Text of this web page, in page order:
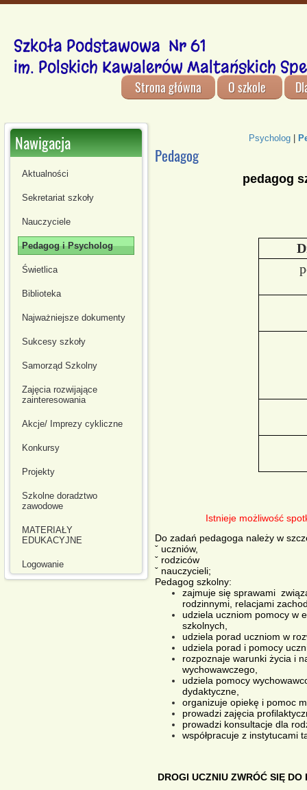
Szkoła Podstawowa Nr 61
im. Polskich Kawalerów Maltańskich
Strona główna O szkole
Nawigacja
Aktualności
Sekretariat szkoły
Nauczyciele
Pedagog i Psycholog
Świetlica
Biblioteka
Najważniejsze dokumenty
Sukcesy szkoły
Samorząd Szkolny
Zajęcia rozwijające
zainteresowania
Akcje/ Imprezy cykliczne
Konkursy
Projekty
Szkolne doradztwo
zawodowe
MATERIAŁY
EDUKACYJNE
Logowanie
Psycholog|
Pedagog
pedagog
Istnieje możliwość
Do zadań pedagoga należy w
ˇ uczniów,
ˇ rodziców
ˇ nauczycieli;
Pedagog szkolny:
zajmuje się sprawami
rodzinnymi, relacjami
udziela uczniom pomocy w
szkolnych,
udziela porad uczniom w
udziela porad i pomocy
rozpoznaje warunki życia i
wychowawczego,
udziela pomocy
dydaktyczne,
organizuje opiekę i pomoc
prowadzi zajęcia
prowadzi konsultacje dla
współpracuje z instytucami
DROGI UCZNIU ZWRÓĆ SIĘ